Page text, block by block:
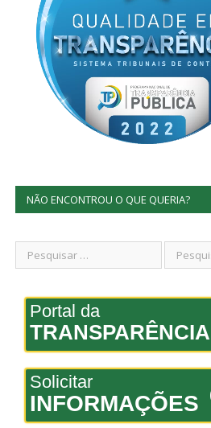
NÃO ENCONTROU O QUE QUERIA?
Portal da
TRANSPARÊNCIA
Solicitar
INFORMAÇÕES